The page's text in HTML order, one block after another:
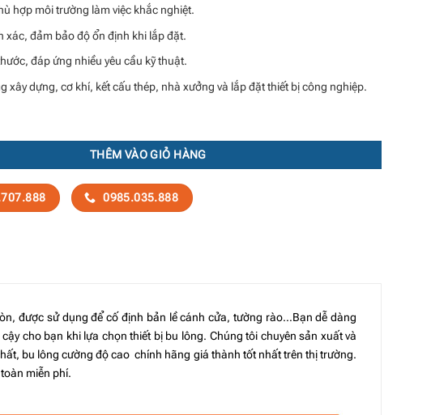
hợp môi trường làm việc khắc nghiệt.
xác, đảm bảo độ ổn định khi lắp đặt.
đáp ứng nhiều yêu cầu kỹ thuật.
xây dựng, cơ khí, kết cấu thép, nhà xưởng và lắp đặt thiết bị công nghiệp.
THÊM VÀO GIỎ HÀNG
0985.035.888
được sử dụng để cố định bản lề cánh cửa, tường rào…Bạn dễ dàng
cho bạn khi lựa chọn thiết bị bu lông. Chúng tôi chuyên sản xuất và
bu lông cường độ cao chính hãng giá thành tốt nhất trên thị trường.
miễn phí.